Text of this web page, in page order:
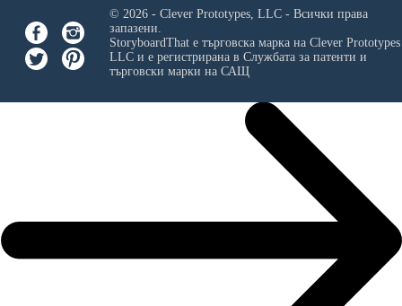
© 2026 - Clever Prototypes, LLC - Всички права
запазени.
StoryboardThat е търговска марка на Clever
LLCи е регистрирана в Службата за патенти и
търговски марки на САЩ